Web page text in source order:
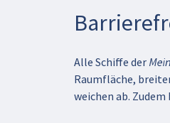
Alle Schiffe der
Raumfläche,
weichen ab.